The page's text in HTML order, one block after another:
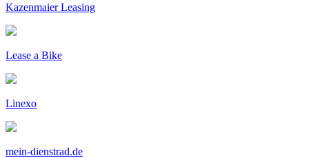
Kazenmaier Leasing
Lease a Bike
Linexo
mein-dienstrad.de